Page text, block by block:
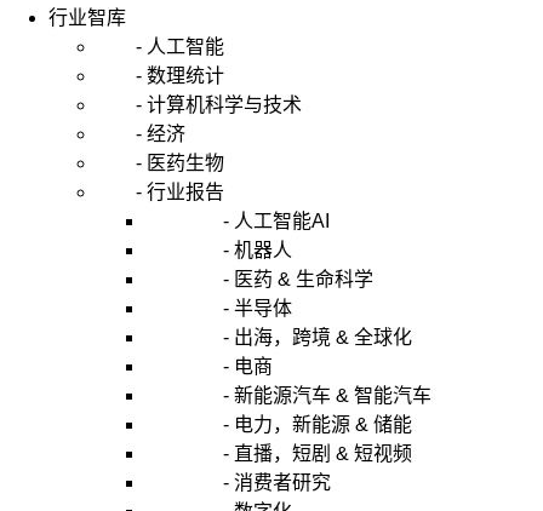
行业智库
- 人工智能
- 数理统计
- 计算机科学与技术
- 经济
- 医药生物
- 行业报告
- 人工智能AI
- 机器人
- 医药 & 生命科学
- 半导体
- 出海，跨境 & 全球化
- 电商
- 新能源汽车 & 智能汽车
- 电力，新能源 & 储能
- 直播，短剧 & 短视频
- 消费者研究